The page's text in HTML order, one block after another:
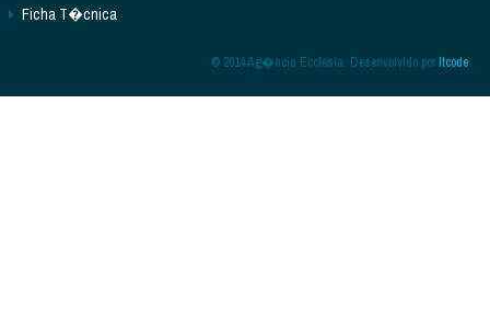
Ficha T�cnica
© 2014 Ag�ncia Ecclesia. Desenvolvido porItcode